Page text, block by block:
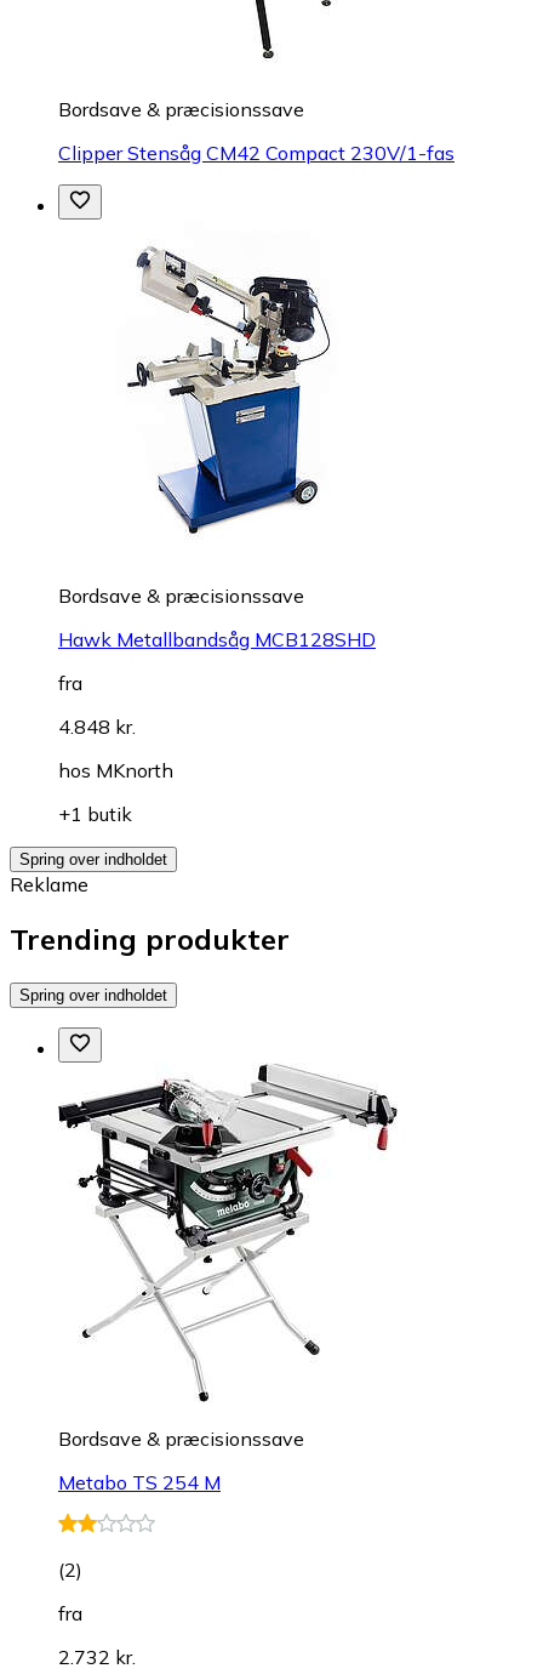
Bordsave & præcisionssave
Clipper Stensåg CM42 Compact 230V/1-fas
Bordsave & præcisionssave
Hawk Metallbandsåg MCB128SHD
fra
4.848 kr.
hos MKnorth
+1 butik
Spring over indholdet
Reklame
Trending produkter
Spring over indholdet
Bordsave & præcisionssave
Metabo TS 254 M
(2)
fra
2.732 kr.